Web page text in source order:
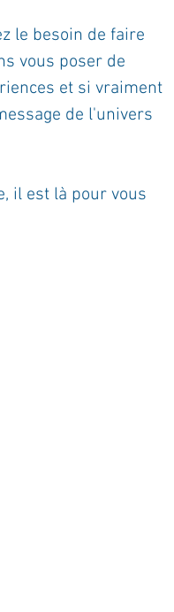
le besoin de faire
vous poser de
et si vraiment
de l'univers
il est là pour vous